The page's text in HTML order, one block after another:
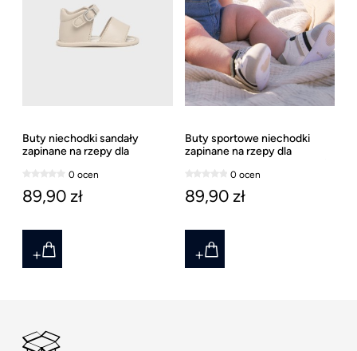
Buty niechodki sandały
zapinane na rzepy dla
0 ocen
89,90 zł
Buty sportowe niechodki
zapinane na rzepy dla
rozmiar 160 ocen
89,90 zł